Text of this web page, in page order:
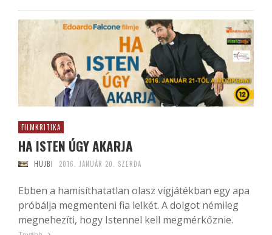
FILMKRITIKA
HA ISTEN ÚGY AKARJA
HUJBI 2016. JANUÁR 20. SZERDA
Ebben a hamisíthatatlan olasz vígjátékban egy apa
próbálja megmenteni fia lelkét. A dolgot némileg
megnehezíti, hogy Istennel kell megmérkőznie.